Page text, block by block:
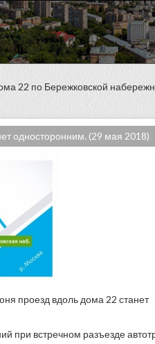
22 по Бережковской
односторонним. (29 мая 2018)
проезд вдоль дома 22 станет
при встречном разъезде